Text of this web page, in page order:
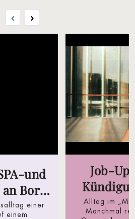
‹ ›
und
Bord
Flotte
einer
einem
Job-
Alltag im
Manchmal